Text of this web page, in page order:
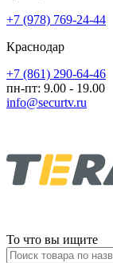
+7 (978) 769-24-44
Краснодар
+7 (861) 290-64-46
пн-пт: 9.00 - 19.00
info@securtv.ru
То что вы ищите